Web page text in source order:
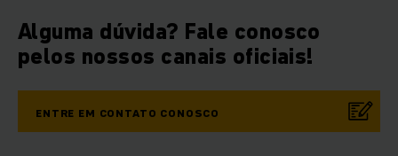
Alguma dúvida? Fale conosco
pelos nossos canais oficiais!
ENTRE EM CONTATO CONOSCO